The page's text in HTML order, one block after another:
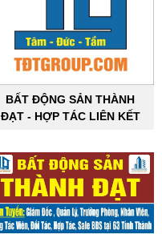
BẤT ĐỘNG SẢN THÀNH
ĐẠT - HỢP TÁC LIÊN KẾT